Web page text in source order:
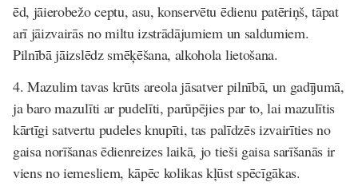
ēd, jāierobežo ceptu, asu, konservētu ēdienu patēriņš, tāpat
arī jāizvairās no miltu izstrādājumiem un saldumiem.
Pilnībā jāizslēdz smēķēšana, alkohola lietošana.
4. Mazulim tavas krūts areola jāsatver pilnībā, un gadījumā,
ja baro mazulīti ar pudelīti, parūpējies par to, lai mazulītis
kārtīgi satvertu pudeles knupīti, tas palīdzēs izvairīties no
gaisa norīšanas ēdienreizes laikā, jo tieši gaisa sarīšanās ir
viens no iemesliem, kāpēc kolikas kļūst spēcīgākas.